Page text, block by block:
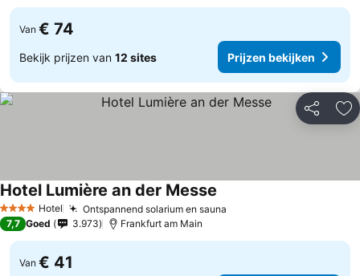
Van € 74
Bekijk prijzen van 12 sites Prijzen bekijken
Delen
4 SterrenHotel Ontspannend solarium en sauna
Hotel Lumière an der Messe
7,7 Goed 3.973 Frankfurt am Main
Van € 41